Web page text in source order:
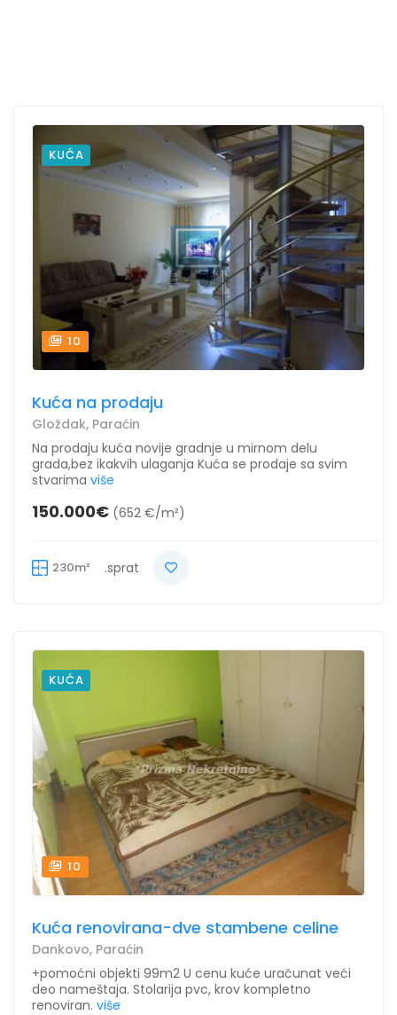
KUĆA
10
Kuća na prodaju
Gloždak, Paraćin
Na prodaju kuća novije gradnje u mirnom delu
grada,bez ikakvih ulaganja Kuća se prodaje sa svim
stvarima više
150.000€ (652 €/m²)
230m² .sprat
KUĆA
10
Kuća renovirana-dve stambene celine
Dankovo, Paraćin
+pomoćni objekti 99m2 U cenu kuće uračunat veći
deo nameštaja. Stolarija pvc, krov kompletno
renoviran. više